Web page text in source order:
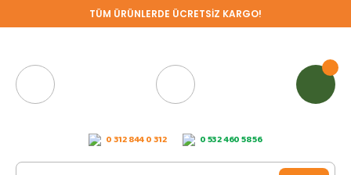
TÜM ÜRÜNLERDE ÜCRETSİZ KARGO!
0 312 844 0 312 0 532 460 58 56